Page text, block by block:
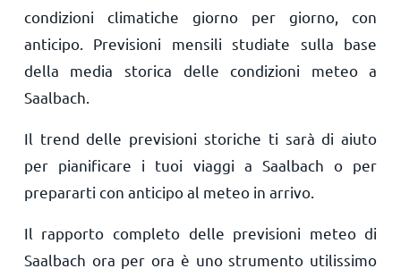
condizioni climatiche giorno per giorno, con
anticipo. Previsioni mensili studiate sulla base
della media storica delle condizioni meteo a
Saalbach.
Il trend delle previsioni storiche ti sarà di aiuto
per pianificare i tuoi viaggi a Saalbach o per
prepararti con anticipo al meteo in arrivo.
Il rapporto completo delle previsioni meteo di
Saalbach ora per ora è uno strumento utilissimo